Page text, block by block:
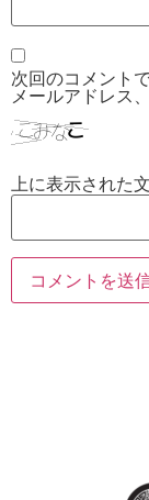
次回のコメント
メールアドレス
上に表示された